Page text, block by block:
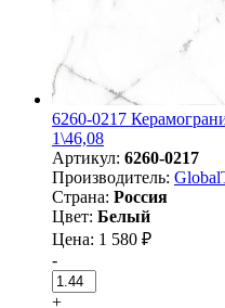
6260-0217
1\46,08
Артикул: 6260-0217
Производитель:
Страна: Россия
Цвет: Белый
Цена: 1 580 ₽
-
+